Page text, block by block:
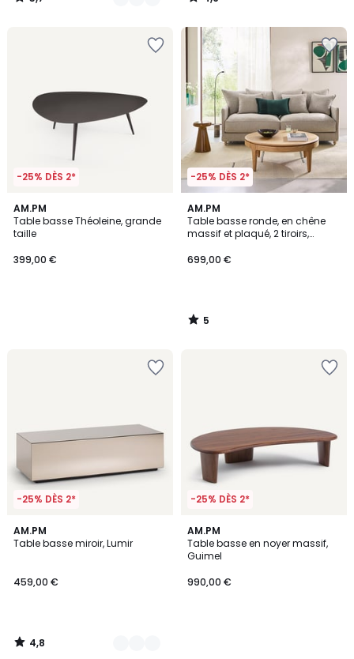
/
/
-25% DÈS 2*
AM.PM
Table basse Théoleine, grande
taille
399,00 €
-25% DÈS 2*
AM.PM
Table basse ronde, en chêne
massif et plaqué, 2 tiroirs,
699,00 €
5
/
5
5
/
-25% DÈS 2*
AM.PM
Table basse miroir, Lumir
459,00 €
4,8
/ 5
2
Couleurs
4,8
/
-25% DÈS 2*
AM.PM
Table basse en noyer massif,
Guimel
990,00 €